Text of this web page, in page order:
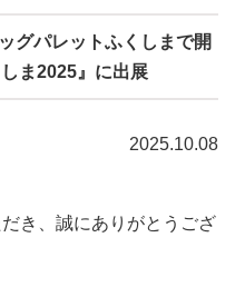
グパレットふくしまで開
ま2025』に出展
2025.10.08
き、誠にありがとうござ